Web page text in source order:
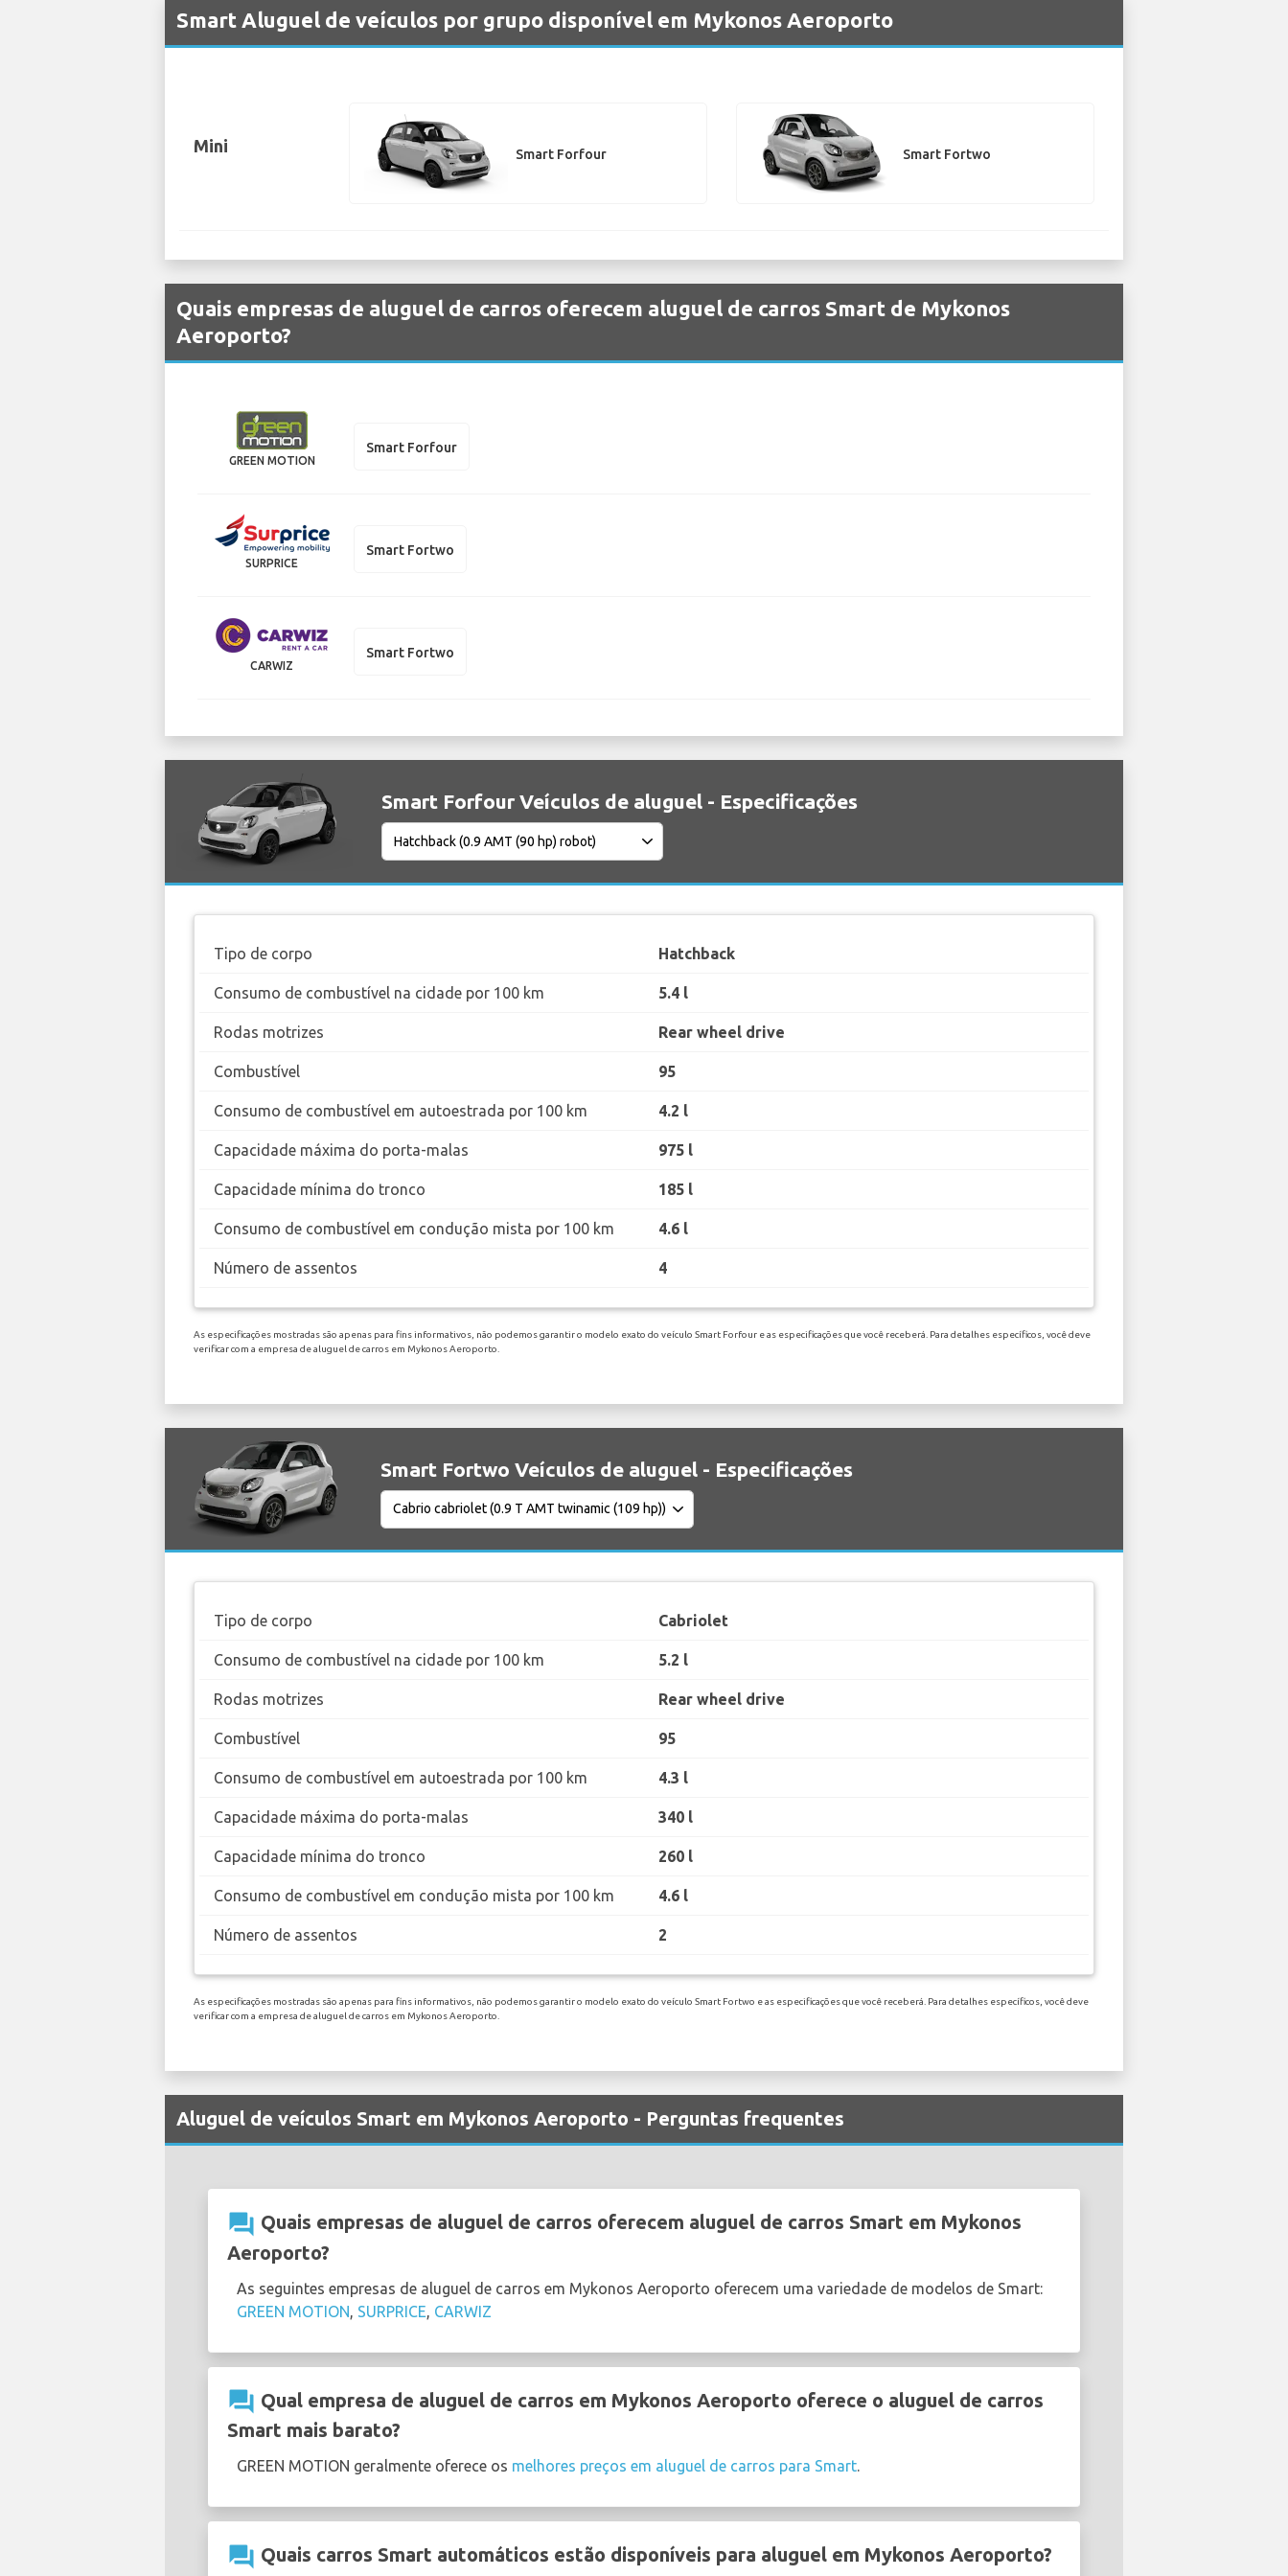
Smart Aluguel de veículos por grupo disponível em Mykonos Aeroporto
Mini Smart Forfour Smart Fortwo
Quais empresas de aluguel de carros oferecem aluguel de carros Smart de Mykonos
Aeroporto?
GREEN MOTION
Smart Forfour
SURPRICE
Smart Fortwo
CARWIZ
Smart Fortwo
Smart Forfour Veículos de aluguel - Especificações
Tipo de corpo Hatchback
Consumo de combustível na cidade por 100 km 5.4 l
Rodas motrizes Rear wheel drive
Combustível 95
Consumo de combustível em autoestrada por 100 km 4.2 l
Capacidade máxima do porta-malas 975 l
Capacidade mínima do tronco 185 l
Consumo de combustível em condução mista por 100 km 4.6 l
Número de assentos 4
As especificações mostradas são apenas para fins informativos, não podemos garantir o modelo exato do veículo Smart Forfour e as especificações que você receberá. Para detalhes específicos, você deve
verificar com a empresa de aluguel de carros em Mykonos Aeroporto.
Smart Fortwo Veículos de aluguel - Especificações
Tipo de corpo Cabriolet
Consumo de combustível na cidade por 100 km 5.2 l
Rodas motrizes Rear wheel drive
Combustível 95
Consumo de combustível em autoestrada por 100 km 4.3 l
Capacidade máxima do porta-malas 340 l
Capacidade mínima do tronco 260 l
Consumo de combustível em condução mista por 100 km 4.6 l
Número de assentos 2
As especificações mostradas são apenas para fins informativos, não podemos garantir o modelo exato do veículo Smart Fortwo e as especificações que você receberá. Para detalhes específicos, você deve
verificar com a empresa de aluguel de carros em Mykonos Aeroporto.
Aluguel de veículos Smart em Mykonos Aeroporto - Perguntas frequentes
question_answer Quais empresas de aluguel de carros oferecem aluguel de carros Smart em Mykonos
Aeroporto?
As seguintes empresas de aluguel de carros em Mykonos Aeroporto oferecem uma variedade de modelos de Smart:
GREEN MOTION, SURPRICE, CARWIZ
question_answer Qual empresa de aluguel de carros em Mykonos Aeroporto oferece o aluguel de carros
Smart mais barato?
GREEN MOTION geralmente oferece os melhores preços em aluguel de carros para Smart.
question_answer Quais carros Smart automáticos estão disponíveis para aluguel em Mykonos Aeroporto?